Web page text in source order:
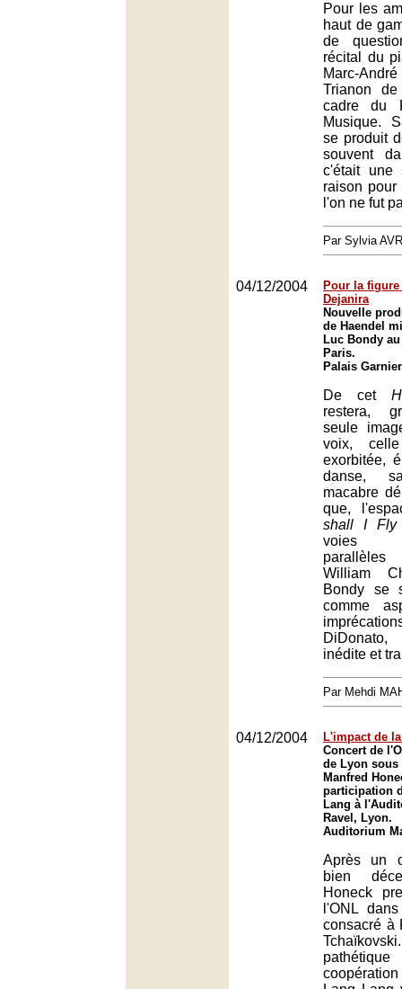
Pour les
haut de
de
récital du
Marc-
Trianon
cadre du
Musique.
se produit
souvent
c'était une
raison pour
l'on ne fut
Par Sylvia
04/12/2004
Pour la
Dejanira
Nouvelle
de Haendel
Luc Bondy
Paris.
Palais
De cet
restera,
seule
voix,
exorbitée,
danse,
macabre
que,
shall I Fly
voies
William
Bondy se
comme
inédite et
Par Mehdi
04/12/2004
L'impact de
Concert de
de Lyon
Manfred
participation
Lang à
Ravel, Lyon.
Auditorium
Après un
bien
Honeck
l'ONL
consacré à